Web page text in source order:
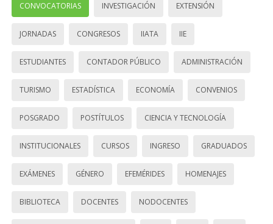
CONVOCATORIAS INVESTIGACIÓN EXTENSIÓN
JORNADAS CONGRESOS IIATA IIE
ESTUDIANTES CONTADOR PÚBLICO ADMINISTRACIÓN
TURISMO ESTADÍSTICA ECONOMÍA CONVENIOS
POSGRADO POSTÍTULOS CIENCIA Y TECNOLOGÍA
INSTITUCIONALES CURSOS INGRESO GRADUADOS
EXÁMENES GÉNERO EFEMÉRIDES HOMENAJES
BIBLIOTECA DOCENTES NODOCENTES